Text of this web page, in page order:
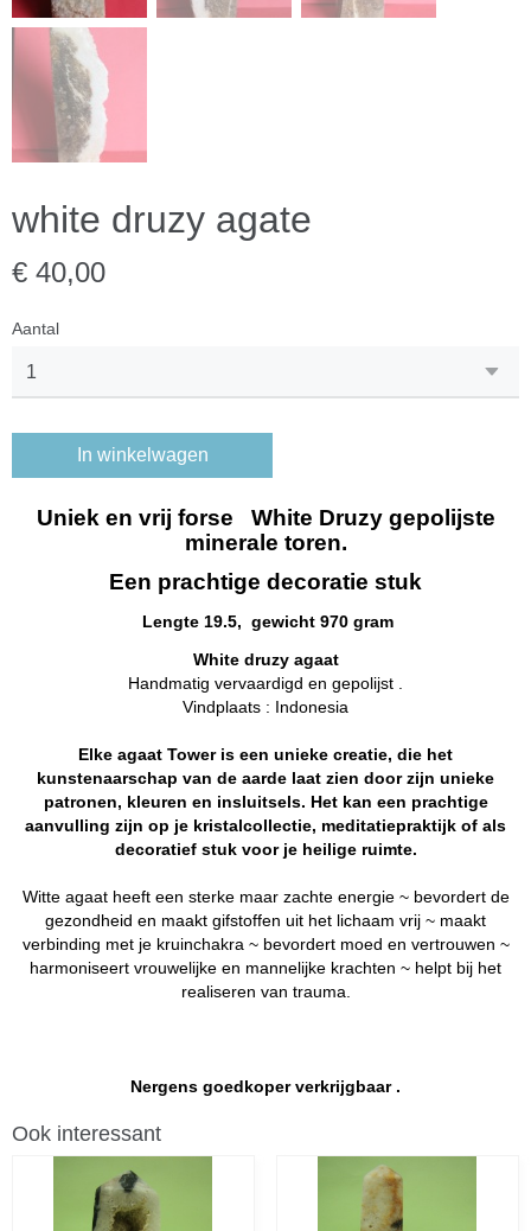
white druzy agate
€ 40,00
Aantal
In winkelwagen
Uniek en vrij forse White Druzy gepolijste
minerale toren.
Een prachtige decoratie stuk
Lengte 19.5, gewicht 970 gram
White druzy agaat
Handmatig vervaardigd en gepolijst .
Vindplaats : Indonesia
Elke agaat Tower is een unieke creatie, die het
kunstenaarschap van de aarde laat zien door zijn unieke
patronen, kleuren en insluitsels. Het kan een prachtige
aanvulling zijn op je kristalcollectie, meditatiepraktijk of als
decoratief stuk voor je heilige ruimte.
Witte agaat heeft een sterke maar zachte energie ~ bevordert de
gezondheid en maakt gifstoffen uit het lichaam vrij ~ maakt
verbinding met je kruinchakra ~ bevordert moed en vertrouwen ~
harmoniseert vrouwelijke en mannelijke krachten ~ helpt bij het
realiseren van trauma.
Nergens goedkoper verkrijgbaar .
Ook interessant